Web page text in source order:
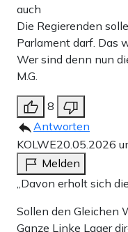
auch
Die Regierenden
Parlament darf. Das
Wer sind denn nun
M.G.
8
Antworten
KOLWE20.05.2026
Melden
„Davon erholt sich
Sollen den Gleichen
Ganze Linke Lager